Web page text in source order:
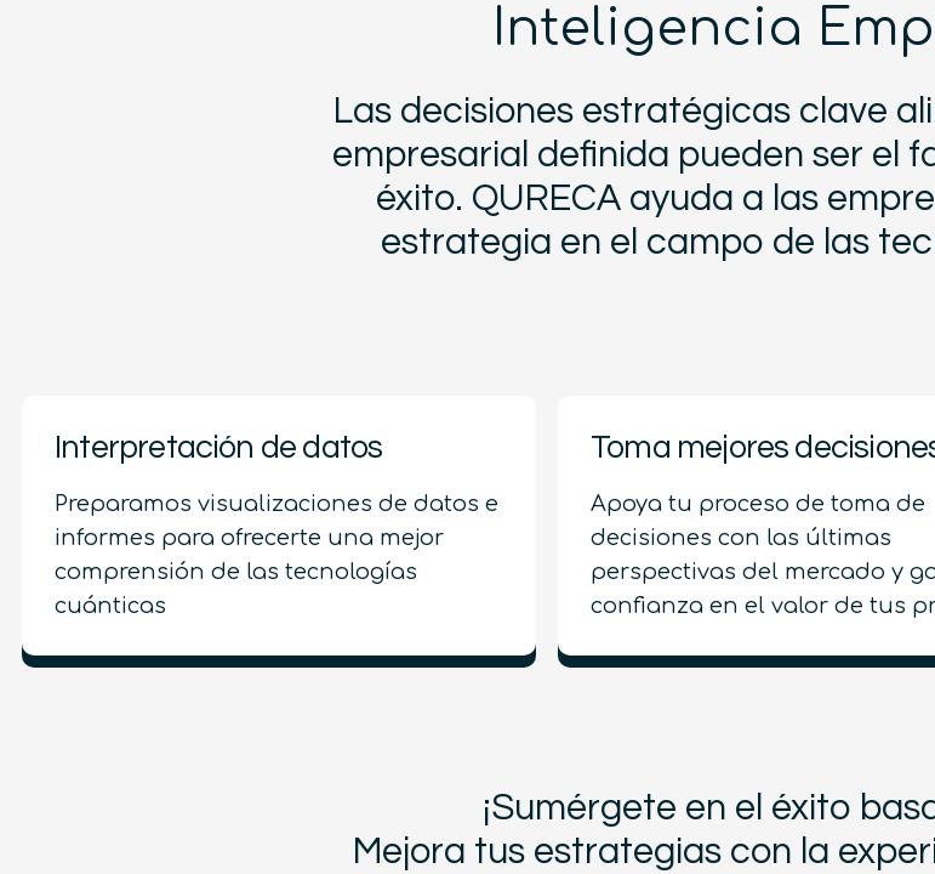
Inteligencia
Las decisiones estratégicas clave
empresarial definida pueden ser el
éxito. QURECA ayuda a las
estrategia en el campo de las
Interpretación de datos
Preparamos visualizaciones de datos e
informes para ofrecerte una mejor
comprensión de las tecnologías
cuánticas
Toma mejores
Apoya tu proceso de toma de
decisiones con las últimas
perspectivas del mercado y
confianza en el valor de tus
¡Sumérgete en el éxito
Mejora tus estrategias con la